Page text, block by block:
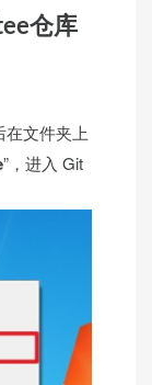
仓库
文件夹上
”，进入 Git